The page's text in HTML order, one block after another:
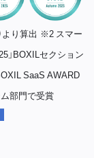
り算出 ※2 スマー
」BOXILセクション
SaaS AWARD
部門で受賞